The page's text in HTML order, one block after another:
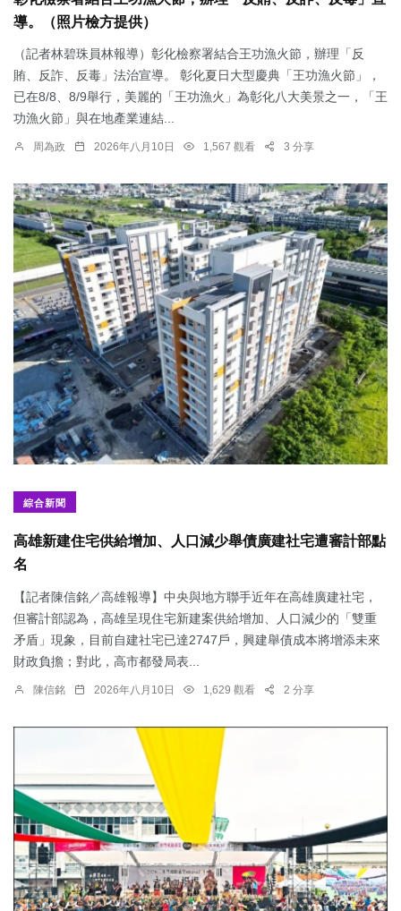
導。（照片檢方提供）
（記者林碧珠員林報導）彰化檢察署結合王功漁火節，辦理「反
賄、反詐、反毒」法治宣導。 彰化夏日大型慶典「王功漁火節」，
已在8/8、8/9舉行，美麗的「王功漁火」為彰化八大美景之一，「王
功漁火節」與在地產業連結...
周為政 2026年八月10日 1,567 觀看 3 分享
綜合新聞
高雄新建住宅供給增加、人口減少舉債廣建社宅遭審計部點
名
【記者陳信銘／高雄報導】中央與地方聯手近年在高雄廣建社宅，
但審計部認為，高雄呈現住宅新建案供給增加、人口減少的「雙重
矛盾」現象，目前自建社宅已達2747戶，興建舉債成本將增添未來
財政負擔；對此，高市都發局表...
陳信銘 2026年八月10日 1,629 觀看 2 分享